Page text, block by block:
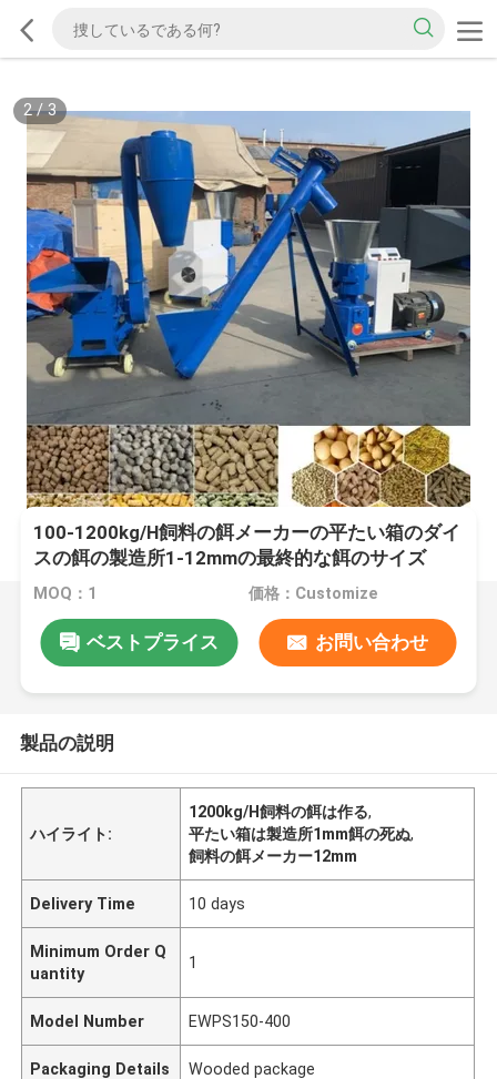
2/3
100-1200kg/H飼料の餌メーカーの平たい箱のダイ
スの餌の製造所1-12mmの最終的な餌のサイズ
MOQ：1 価格：Customize
ベストプライス お問い合わせ
製品の説明
ハイライト:
1200kg/H飼料の餌は作る,
平たい箱は製造所1mm餌の死ぬ,
飼料の餌メーカー12mm
Delivery Time 10 days
Minimum Order Q
uantity
1
Model Number EWPS150-400
Packaging Details Wooded package